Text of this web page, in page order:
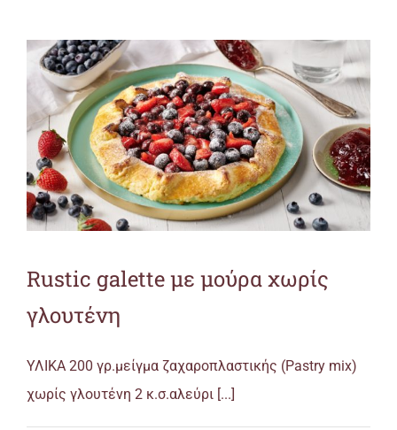
Rustic galette με μούρα χωρίς
γλουτένη
ΥΛΙΚΑ 200 γρ.μείγμα ζαχαροπλαστικής (Pastry mix)
χωρίς γλουτένη 2 κ.σ.αλεύρι [...]